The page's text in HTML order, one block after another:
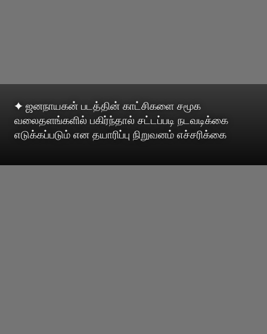
✦ ஜனநாயகன் படத்தின் காட்சிகளை சமூக
வலைதளங்களில் பகிர்ந்தால் சட்டப்படி நடவடிக்கை
எடுக்கப்படும் என தயாரிப்பு நிறுவனம் எச்சரிக்கை